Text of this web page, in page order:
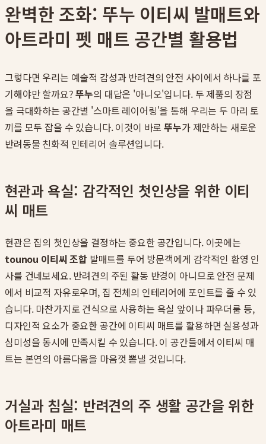
완벽한 조화: 뚜누 이티씨 발매트와
아트라미 펫 매트 공간별 활용법
그렇다면 우리는 예술적 감성과 반려견의 안전 사이에서 하나를 포
기해야만 할까요?뚜누의 대답은 '아니오'입니다. 두 제품의 장점
을 극대화하는 공간별 '스마트 레이어링'을 통해 우리는 두 마리 토
끼를 모두 잡을 수 있습니다. 이것이 바로뚜누가 제안하는 새로운
반려동물 친화적 인테리어 솔루션입니다.
현관과 욕실: 감각적인 첫인상을 위한 이티
씨 매트
현관은 집의 첫인상을 결정하는 중요한 공간입니다. 이곳에는
tounou 이티씨 조합 발매트를 두어 방문객에게 감각적인 환영 인
사를 건네보세요. 반려견의 주된 활동 반경이 아니므로 안전 문제
에서 비교적 자유로우며, 집 전체의 인테리어에 포인트를 줄 수 있
습니다. 마찬가지로 건식으로 사용하는 욕실 앞이나 파우더룸 등,
디자인적 요소가 중요한 공간에 이티씨 매트를 활용하면 실용성과
심미성을 동시에 만족시킬 수 있습니다. 이 공간들에서 이티씨 매
트는 본연의 아름다움을 마음껏 뽐낼 것입니다.
거실과 침실: 반려견의 주 생활 공간을 위한
아트라미 매트